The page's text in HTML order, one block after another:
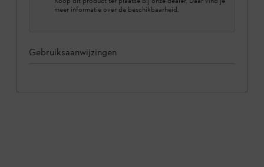
meer informatie over de beschikbaarheid.
Gebruiksaanwijzingen